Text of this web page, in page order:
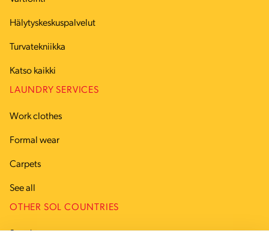
Hälytyskeskuspalvelut
Turvatekniikka
Katso kaikki
LAUNDRY SERVICES
Work clothes
Formal wear
Carpets
See all
OTHER SOL COUNTRIES